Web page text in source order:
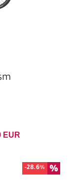
EUR
-28.6%